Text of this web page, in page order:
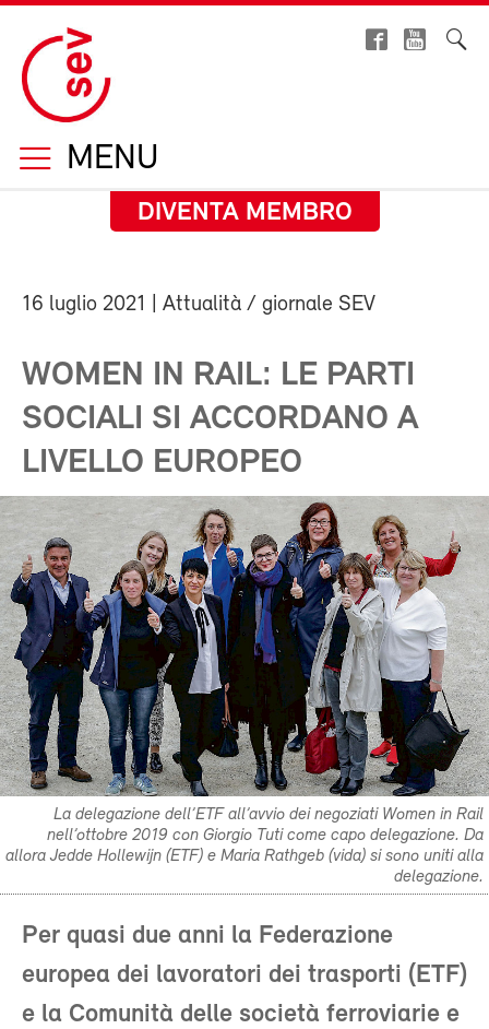
MENU
DIVENTA MEMBRO
16 luglio 2021 | Attualità / giornale SEV
WOMEN IN RAIL: LE PARTI
SOCIALI SI ACCORDANO A
LIVELLO EUROPEO
La delegazione dell’ETF all’avvio dei negoziati Women in Rail
nell’ottobre 2019 con Giorgio Tuti come capo delegazione. Da
allora Jedde Hollewijn (ETF) e Maria Rathgeb (vida) si sono uniti alla
delegazione.
Per quasi due anni la Federazione
europea dei lavoratori dei trasporti (ETF)
e la Comunità delle società ferroviarie e